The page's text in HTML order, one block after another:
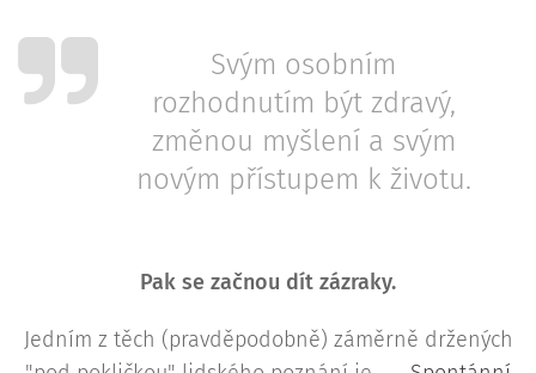
Svým osobním
rozhodnutím být zdravý,
změnou myšlení a svým
novým přístupem k životu.
Pak se začnou dít zázraky.
Jedním z těch (pravděpodobně) záměrně držených